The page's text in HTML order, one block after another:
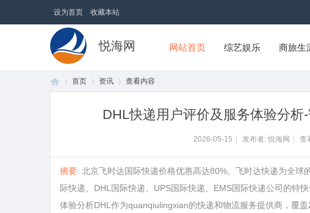
设为首页 收藏本站
悦海网 网站首页 综艺娱乐 商旅生
首页 资讯 查看内容
DHL快递用户评价及服务体验分
2026-05-15 发布者: 悦海网 查
摘要: 北京飞时达国际快递价格优惠高达80%。飞时达快递为全
际快递、DHL国际快递、UPS国际快递、EMS国际快递公司的特
体验分析DHL作为quanqiulingxian的快递和物流服务提供商，覆